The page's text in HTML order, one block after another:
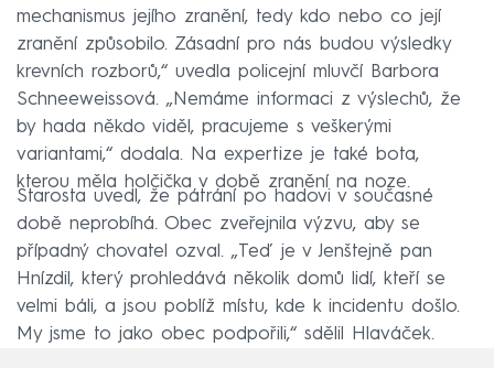
mechanismus jejího zranění, tedy kdo nebo co její
zranění způsobilo. Zásadní pro nás budou výsledky
krevních rozborů,“ uvedla policejní mluvčí Barbora
Schneeweissová. „Nemáme informaci z výslechů, že
by hada někdo viděl, pracujeme s veškerými
variantami,“ dodala. Na expertize je také bota,
kterou měla holčička v době zranění na noze.
Starosta uvedl, že pátrání po hadovi v současné
době neprobíhá. Obec zveřejnila výzvu, aby se
případný chovatel ozval. „Teď je v Jenštejně pan
Hnízdil, který prohledává několik domů lidí, kteří se
velmi báli, a jsou poblíž místu, kde k incidentu došlo.
My jsme to jako obec podpořili,“ sdělil Hlaváček.